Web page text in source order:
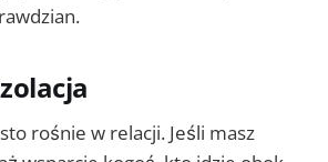
rośnie w relacji. Jeśli masz